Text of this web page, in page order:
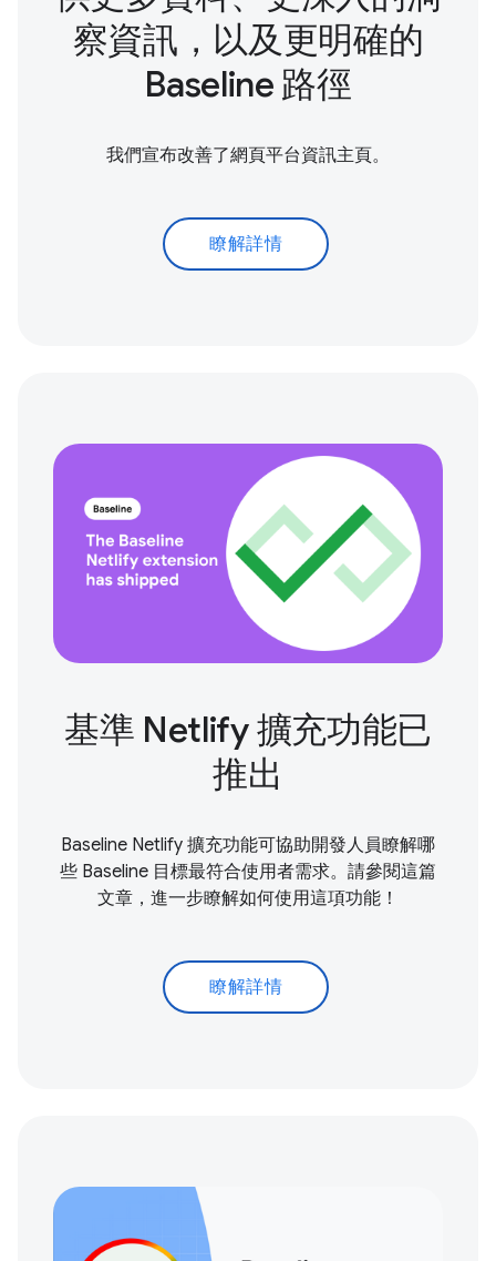
察資訊，以及更明確的
Baseline 路徑
我們宣布改善了網頁平台資訊主頁。
瞭解詳情
基準 Netlify 擴充功能已
推出
Baseline Netlify 擴充功能可協助開發人員瞭解哪
些 Baseline 目標最符合使用者需求。請參閱這篇
文章，進一步瞭解如何使用這項功能！
瞭解詳情